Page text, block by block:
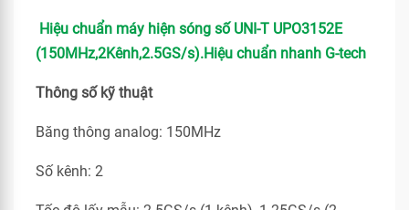
Hiệu chuẩn máy hiện sóng số UNI-T UPO3152E
(150MHz,2Kênh,2.5GS/s).Hiệu chuẩn nhanh G-tech
Thông số kỹ thuật
Băng thông analog: 150MHz
Số kênh: 2